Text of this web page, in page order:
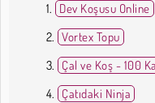
Dev Koşusu Online
Vortex Topu
Çal ve Koş - 100
Çatıdaki Ninja